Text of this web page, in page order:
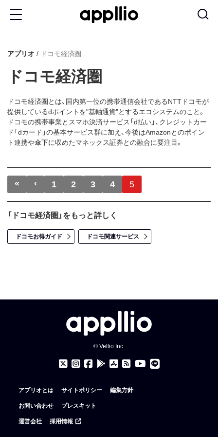
アプリオ ドコモ経済圏
ドコモ経済圏
ドコモ経済圏とは、国内第一位の携帯通信会社であるNTTドコモが
提供しているdポイントを"基軸通貨"とするエコシステムのこと。
ドコモの携帯事業とスマホ決済サービス「d払い」、クレジットカー
ド「dカード」の基本サービス群に加え、今後はAmazonとのポイン
ト連携や傘下に収めたマネックス証券との融合に要注目。
ページ送り
« 先頭ページ
‹ 前ページ
1 2 3 4 5
「ドコモ経済圏」をもっと詳しく
ドコモお得ガイド ドコモ関連サービス
© Vellio Inc.
アプリオとは サイトポリシー 編集方針
お問い合わせ プレスキット
運営会社 採用情報